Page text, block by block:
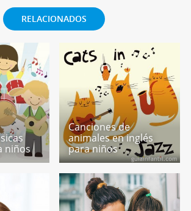
RELACIONADOS
niños
Canciones de
animales en inglés
para niños